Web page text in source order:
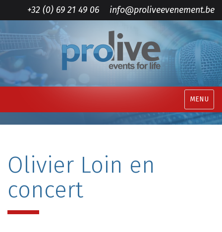
+32 (0) 69 21 49 06 info@proliveevenement.be
MENU
Olivier Loin en
concert